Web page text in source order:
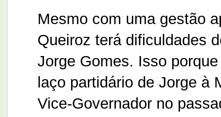
Mesmo com uma gestão
Queiroz terá dificuldades
Jorge Gomes. Isso
laço partidário de Jorge à
Vice-Governador no